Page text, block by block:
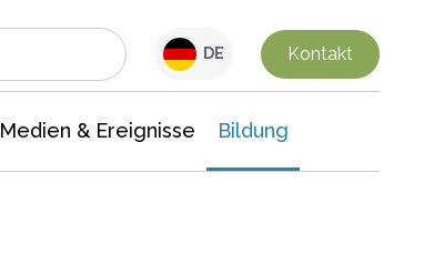
DE Kontakt
Medien & Ereignisse Bildung